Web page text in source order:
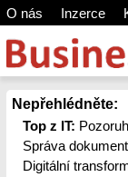
O nás Inzerce
Nepřehlédněte:
Top z IT:
Správa
Digitální